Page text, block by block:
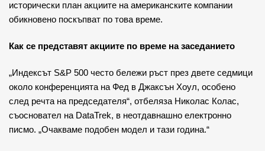
исторически план акциите на американските компании
обикновено поскъпват по това време.
Как се представят акциите по време на заседанието
„Индексът S&P 500 често бележи ръст през двете седмици
около конференцията на Фед в Джаксън Хоул, особено
след речта на председателя“, отбеляза Николас Колас,
съосновател на DataTrek, в неотдавнашно електронно
писмо. „Очакваме подобен модел и тази година.“